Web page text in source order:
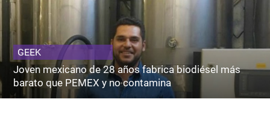
GEEK
Joven mexicano de 28 años fabrica biodiésel más
barato que PEMEX y no contamina